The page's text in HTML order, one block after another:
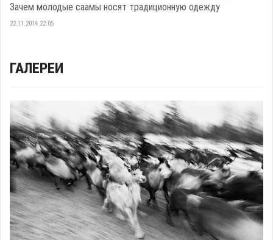
Зачем молодые саамы носят традиционную одежду
22.11.2014 22:05
ГАЛЕРЕИ